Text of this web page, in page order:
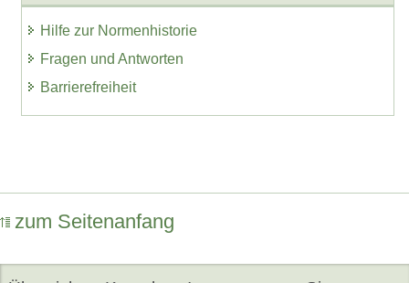
Hilfe zur Normenhistorie
Fragen und Antworten
Barrierefreiheit
zum Seitenanfang